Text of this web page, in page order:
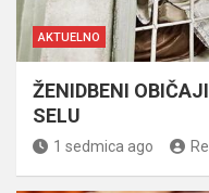
AKTUELNO
ŽENIDBENI
SELU
1 sedmica ago